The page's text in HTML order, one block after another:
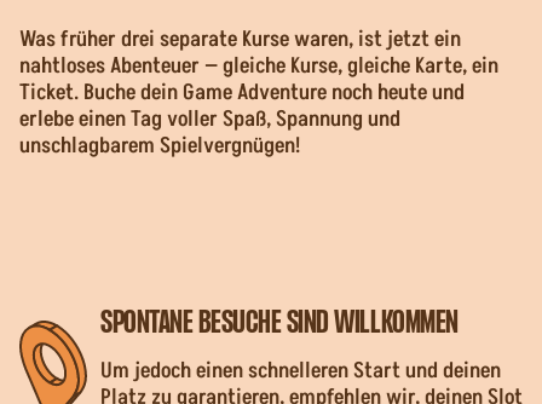
Was früher drei separate Kurse waren, ist jetzt ein
nahtloses Abenteuer — gleiche Kurse, gleiche Karte, ein
Ticket. Buche dein Game Adventure noch heute und
erlebe einen Tag voller Spaß, Spannung und
unschlagbarem Spielvergnügen!
SPONTANE BESUCHE SIND WILLKOMMEN
Um jedoch einen schnelleren Start und deinen
Platz zu garantieren, empfehlen wir, deinen Slot